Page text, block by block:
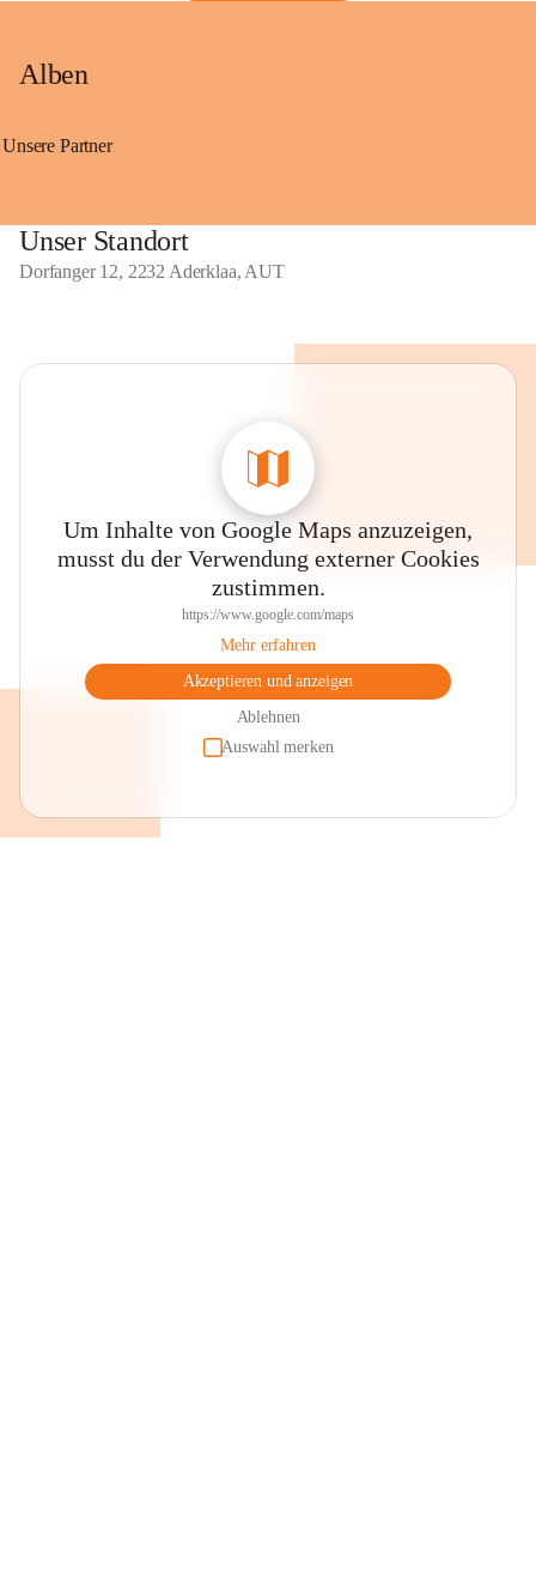
Alben
Unsere Partner
Unser Standort
Dorfanger 12, 2232 Aderklaa, AUT
Um Inhalte von Google Maps anzuzeigen,
musst du der Verwendung externer Cookies
zustimmen.
https://www.google.com/maps
Mehr erfahren
Akzeptieren und anzeigen
Ablehnen
Auswahl merken